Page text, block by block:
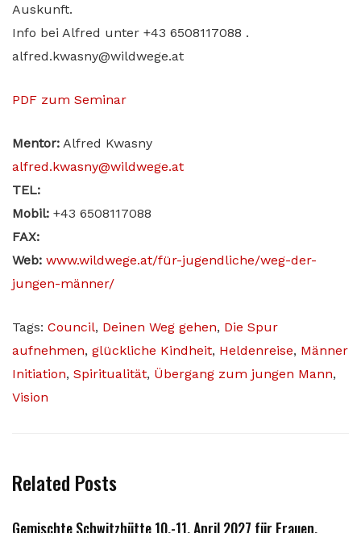
Auskunft.
Info bei Alfred unter +43 6508117088 .
alfred.kwasny@wildwege.at
PDF zum Seminar
Mentor: Alfred Kwasny
alfred.kwasny@wildwege.at
TEL:
Mobil: +43 6508117088
FAX:
Web: www.wildwege.at/für-jugendliche/weg-der-
jungen-männer/
Tags: Council, Deinen Weg gehen, Die Spur
aufnehmen, glückliche Kindheit, Heldenreise, Männer
Initiation, Spiritualität, Übergang zum jungen Mann,
Vision
Related Posts
Gemischte Schwitzhütte 10.-11. April 2027 für Frauen,